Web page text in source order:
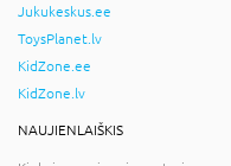
Jukukeskus.ee
ToysPlanet.lv
KidZone.ee
KidZone.lv
NAUJIENLAIŠKIS